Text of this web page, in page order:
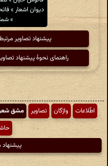
دیوان اشعار »
»
پیشنهاد تصاویر مرتبط
راهنمای نحوهٔ پیشنهاد
اطّلاعات واژگان تصاویر مشق